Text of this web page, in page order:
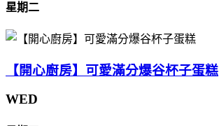
星期二
【開心廚房】可愛滿分爆谷杯子蛋糕
WED